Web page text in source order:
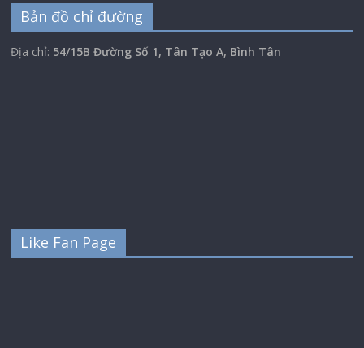
Bản đồ chỉ đường
Địa chỉ: 54/15B Đường Số 1, Tân Tạo A, Bình Tân
Like Fan Page